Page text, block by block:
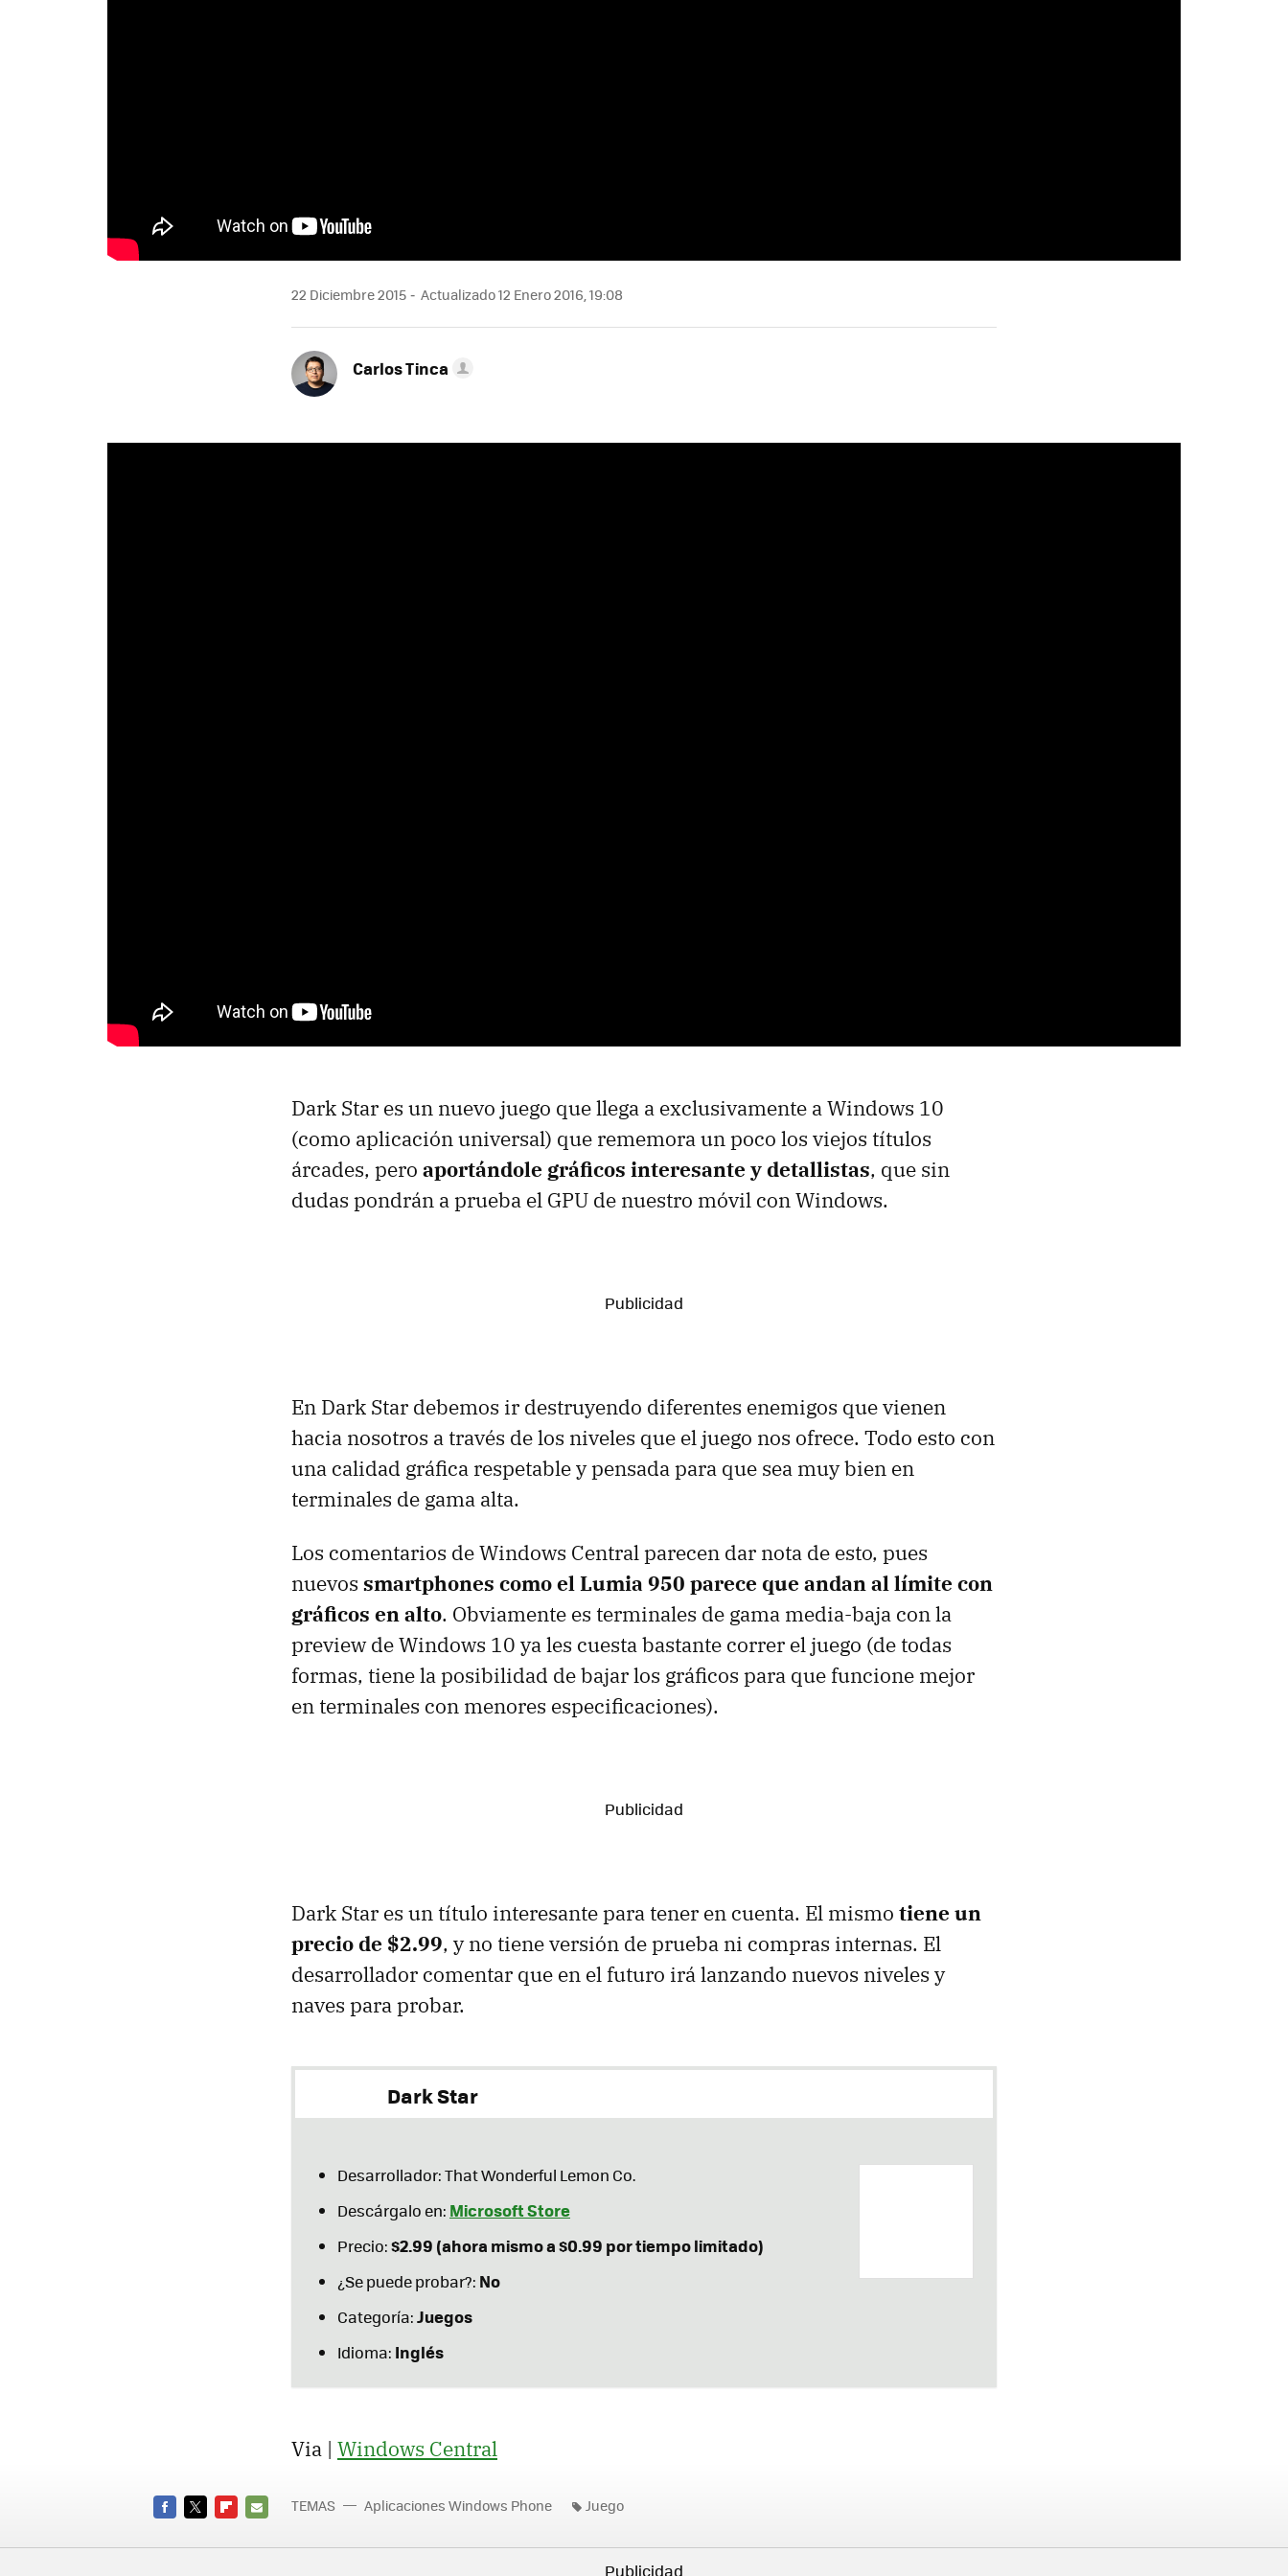
22 Diciembre 2015 Actualizado 12 Enero 2016, 19:08
Carlos Tinca
Dark Star es un nuevo juego que llega a exclusivamente a Windows 10
(como aplicación universal) que rememora un poco los viejos títulos
árcades, pero aportándole gráficos interesante y detallistas, que sin
dudas pondrán a prueba el GPU de nuestro móvil con Windows.
En Dark Star debemos ir destruyendo diferentes enemigos que vienen
hacia nosotros a través de los niveles que el juego nos ofrece. Todo esto con
una calidad gráfica respetable y pensada para que sea muy bien en
terminales de gama alta.
Los comentarios de Windows Central parecen dar nota de esto, pues
nuevos smartphones como el Lumia 950 parece que andan al límite con
gráficos en alto. Obviamente es terminales de gama media-baja con la
preview de Windows 10 ya les cuesta bastante correr el juego (de todas
formas, tiene la posibilidad de bajar los gráficos para que funcione mejor
en terminales con menores especificaciones).
Dark Star es un título interesante para tener en cuenta. El mismo tiene un
precio de $2.99, y no tiene versión de prueba ni compras internas. El
desarrollador comentar que en el futuro irá lanzando nuevos niveles y
naves para probar.
Dark Star
Desarrollador: That Wonderful Lemon Co.
Descárgalo en: Microsoft Store
Precio:$2.99 (ahora mismo a $0.99 por tiempo limitado)
¿Se puede probar?: No
Categoría:Juegos
Idioma: Inglés
Via | Windows Central
MAIL
TEMAS Aplicaciones Windows Phone Juego